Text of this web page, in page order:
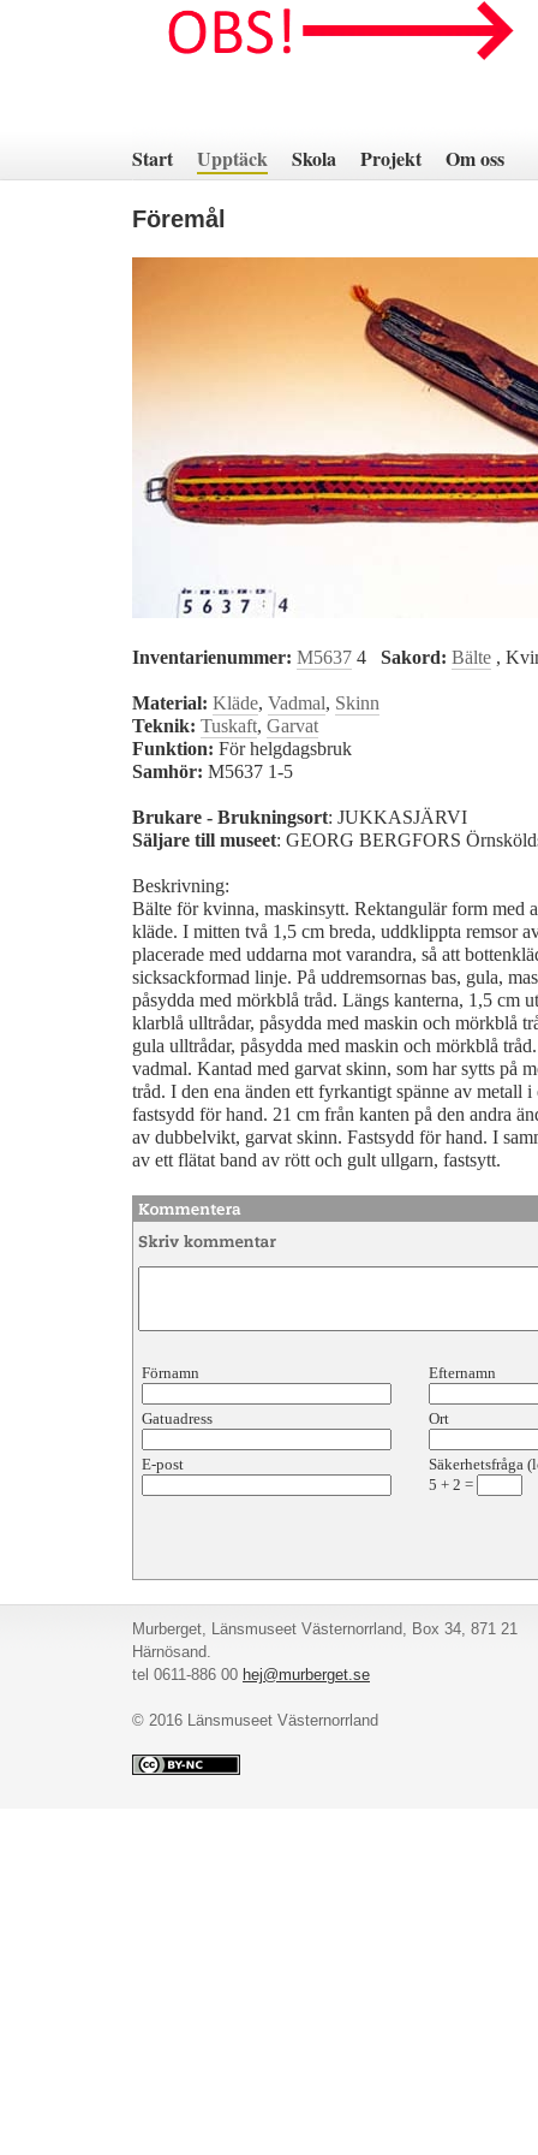
innehåll
Start Upptäck Skola Projekt Om oss
Föremål
Inventarienummer: M5637 4 Sakord: Bälte ,
Material: Kläde, Vadmal, Skinn
Teknik: Tuskaft, Garvat
Funktion: För helgdagsbruk
Samhör: M5637 1-5
Brukare - Brukningsort: JUKKASJÄRVI
Säljare till museet: GEORG BERGFORS
Beskrivning:
Bälte för kvinna, maskinsytt. Rektangulär form med
kläde. I mitten två 1,5 cm breda, uddklippta remsor
placerade med uddarna mot varandra, så att
sicksackformad linje. På uddremsornas bas, gula,
påsydda med mörkblå tråd. Längs kanterna, 1,5 cm
klarblå ulltrådar, påsydda med maskin och mörkblå
gula ulltrådar, påsydda med maskin och mörkblå
vadmal. Kantad med garvat skinn, som har sytts på
tråd. I den ena änden ett fyrkantigt spänne av metall
fastsydd för hand. 21 cm från kanten på den andra
av dubbelvikt, garvat skinn. Fastsydd för hand. I
av ett flätat band av rött och gult ullgarn, fastsytt.
Förnamn Efternamn
Gatuadress Ort
E-post
Säkerhetsfråga
5 + 2 =
Murberget, Länsmuseet Västernorrland, Box 34, 871 21
Härnösand.
tel 0611-886 00 hej@murberget.se
© 2016 Länsmuseet Västernorrland